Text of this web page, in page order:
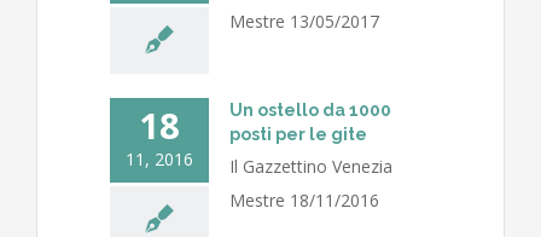
Mestre 13/05/2017
18
11, 2016
Un ostello da 1000
posti per le gite
Il Gazzettino Venezia
Mestre 18/11/2016